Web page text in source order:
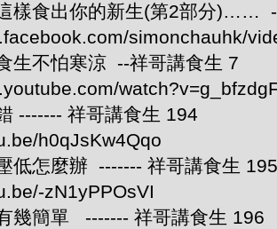
樣食出你的新生(第2部分)……
simonchauhk/
生不怕寒涼 --祥哥講食生 7
------- 祥哥講食生 194
h0qJsKw4Qqo
低怎麼辦 ------- 祥哥講食生 195
zN1yPPOsVI
幾簡單 ------- 祥哥講食生 196